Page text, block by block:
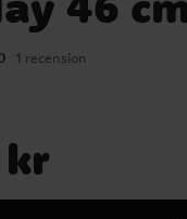
1 recension